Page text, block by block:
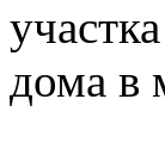
дома в